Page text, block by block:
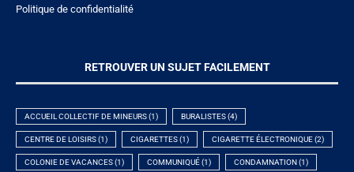
Politique de confidentialité
RETROUVER UN SUJET FACILEMENT
ACCUEIL COLLECTIF DE MINEURS(1) BURALISTES(4)
CENTRE DE LOISIRS(1) CIGARETTES(1) CIGARETTE ÉLECTRONIQUE(2)
COLONIE DE VACANCES(1) COMMUNIQUÉ(1) CONDAMNATION (1)